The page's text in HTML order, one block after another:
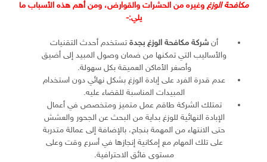
مكافحة الوزغ وغيره من الحشرات والقوارض، ومن أهم هذه الأسباب ما
يلي:-
أن شركة مكافحة الوزغ بجدة تستخدم أحدث التقنيات
والأساليب التي تمكنها من ضمان وصول المبيد إلى أضيق
وأصغر الأماكن العميقة بكل سهولة.
عدم قدرة الفرد على إبادة الوزغ بشكل نهائي دون استخدام
المبيدات المناسبة للقضاء عليه.
تمتلك الشركة طاقم عمل متميز ومتخصص في أعمال
الإبادة النهائية للوزغ بداية من البحث عن الجحور والعشش
حتى الانتهاء من المهمة بنجاح، بالإضافة إلى عمالة متدربة
على تلك المهام مع إمكانية إنجازها في أسرع وقت وعلى
مستوى فائق الاحترافية.